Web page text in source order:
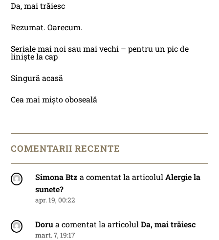
Da, mai trăiesc
Rezumat. Oarecum.
Seriale mai noi sau mai vechi – pentru un pic de
liniște la cap
Singură acasă
Cea mai mișto oboseală
COMENTARII RECENTE
Simona Btz a comentat la articolulAlergie la
sunete?
apr. 19, 00:22
Dorua comentat la articolulDa, mai trăiesc
mart. 7, 19:17